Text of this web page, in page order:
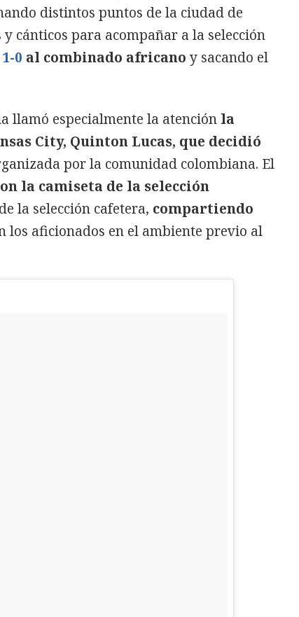
distintos puntos de la ciudad de
cánticos para acompañar a la selección
0 al combinado africano y sacando el
llamó especialmente la atención la
City, Quinton Lucas, que decidió
por la comunidad colombiana. El
la camiseta de la selección
de la selección cafetera, compartiendo
los aficionados en el ambiente previo al